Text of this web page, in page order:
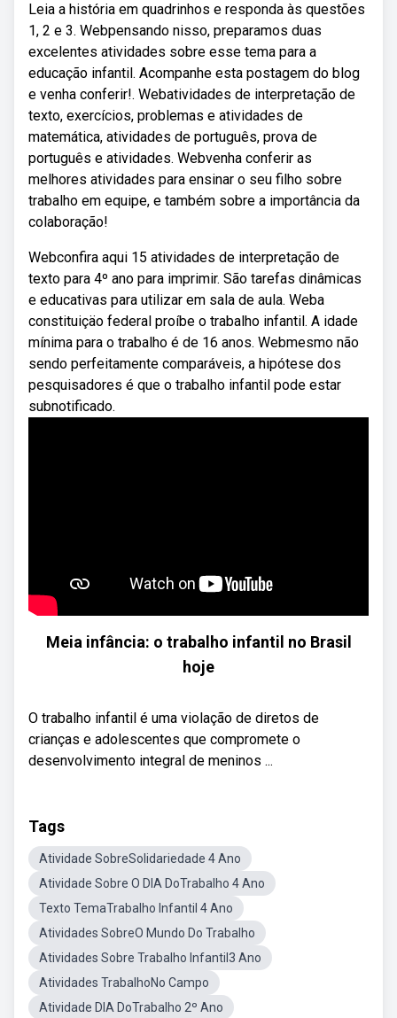
Leia a história em quadrinhos e responda às questões
1, 2 e 3. Webpensando nisso, preparamos duas
excelentes atividades sobre esse tema para a
educação infantil. Acompanhe esta postagem do blog
e venha conferir!. Webatividades de interpretação de
texto, exercícios, problemas e atividades de
matemática, atividades de português, prova de
português e atividades. Webvenha conferir as
melhores atividades para ensinar o seu filho sobre
trabalho em equipe, e também sobre a importância da
colaboração!
Webconfira aqui 15 atividades de interpretação de
texto para 4º ano para imprimir. São tarefas dinâmicas
e educativas para utilizar em sala de aula. Weba
constituiçäo federal proíbe o trabalho infantil. A idade
mínima para o trabalho é de 16 anos. Webmesmo não
sendo perfeitamente comparáveis, a hipótese dos
pesquisadores é que o trabalho infantil pode estar
subnotificado.
Meia infância: o trabalho infantil no Brasil
hoje
O trabalho infantil é uma violação de diretos de
crianças e adolescentes que compromete o
desenvolvimento integral de meninos ...
Tags
Atividade SobreSolidariedade 4 Ano
Atividade Sobre O DIA DoTrabalho 4 Ano
Texto TemaTrabalho Infantil 4 Ano
Atividades SobreO Mundo Do Trabalho
Atividades Sobre Trabalho Infantil3 Ano
Atividades TrabalhoNo Campo
Atividade DIA DoTrabalho 2º Ano